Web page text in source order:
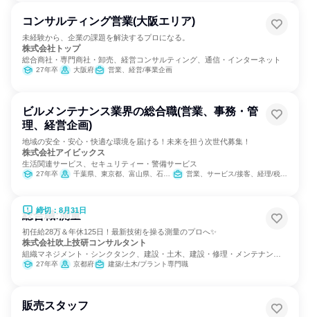
コンサルティング営業(大阪エリア)
未経験から、企業の課題を解決するプロになる。
株式会社トップ
総合商社・専門商社・卸売、経営コンサルティング、通信・インターネット
27年卒 大阪府 営業、経営/事業企画
ビルメンテナンス業界の総合職(営業、事務・管
理、経営企画)
地域の安全・安心・快適な環境を届ける！未来を担う次世代募集！
株式会社アイビックス
生活関連サービス、セキュリティー・警備サービス
27年卒 千葉県、東京都、富山県、石川県、福井県、滋賀県、京都府 営業、サービス/接客、経理/税務/財務、人事、総務、IT、広報/IR、マーケティング・広告・宣伝、経営/事業企画
締切：8月31日
総合職:測量
初任給28万＆年休125日！最新技術を操る測量のプロへ✨
株式会社吹上技研コンサルタント
組織マネジメント・シンクタンク、建設・土木、建設・修理・メンテナンス
サービス
27年卒 京都府 建築/土木/プラント専門職
販売スタッフ